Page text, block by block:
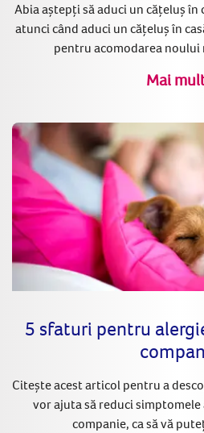
Abia aștepți să aduci un cățeluș în
atunci când aduci un cățeluș în
pentru acomodarea noului
Mai
5 sfaturi pentru
Citește acest articol pentru a
vor ajuta să reduci
companie, ca să vă